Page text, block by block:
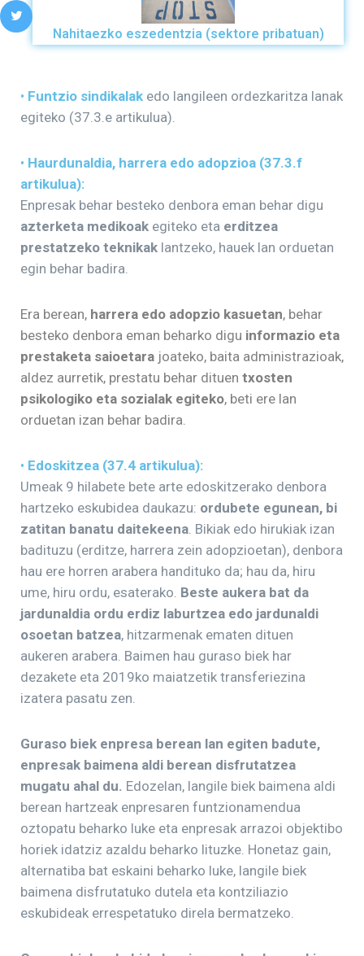
Nahitaezko eszedentzia (sektore pribatuan)
• Funtzio sindikalak edo langileen ordezkaritza lanak
egiteko (37.3.e artikulua).
• Haurdunaldia, harrera edo adopzioa (37.3.f
artikulua):
Enpresak behar besteko denbora eman behar digu
azterketa medikoak egiteko eta erditzea
prestatzeko teknikak lantzeko, hauek lan orduetan
egin behar badira.
Era berean, harrera edo adopzio kasuetan, behar
besteko denbora eman beharko digu informazio eta
prestaketa saioetara joateko, baita administrazioak,
aldez aurretik, prestatu behar dituen txosten
psikologiko eta sozialak egiteko, beti ere lan
orduetan izan behar badira.
• Edoskitzea (37.4 artikulua):
Umeak 9 hilabete bete arte edoskitzerako denbora
hartzeko eskubidea daukazu: ordubete egunean, bi
zatitan banatu daitekeena . Bikiak edo hirukiak izan
badituzu (erditze, harrera zein adopzioetan), denbora
hau ere horren arabera handituko da; hau da, hiru
ume, hiru ordu, esaterako. Beste aukera bat da
jardunaldia ordu erdiz laburtzea edo jardunaldi
osoetan batzea, hitzarmenak ematen dituen
aukeren arabera. Baimen hau guraso biek har
dezakete eta 2019ko maiatzetik transferiezina
izatera pasatu zen.
Guraso biek enpresa berean lan egiten badute,
enpresak baimena aldi berean disfrutatzea
mugatu ahal du. Edozelan, langile biek baimena aldi
berean hartzeak enpresaren funtzionamendua
oztopatu beharko luke eta enpresak arrazoi objektibo
horiek idatziz azaldu beharko lituzke. Honetaz gain,
alternatiba bat eskaini beharko luke, langile biek
baimena disfrutatuko dutela eta kontziliazio
eskubideak errespetatuko direla bermatzeko.